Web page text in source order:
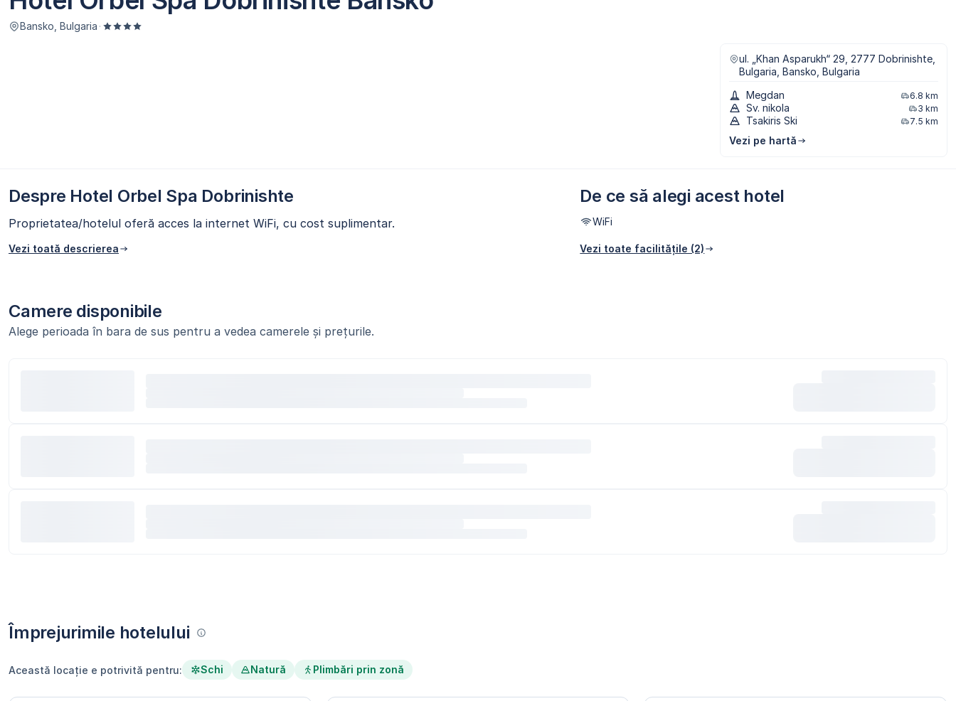
Bansko, Bulgaria ·
ul. „Khan Asparukh“ 29, 2777 Dobrinishte,
Bulgaria, Bansko, Bulgaria
Megdan
6.8 km
Sv. nikola 3 km
Tsakiris Ski 7.5 km
Vezi pe hartă
Despre Hotel Orbel Spa Dobrinishte
Proprietatea/hotelul oferă acces la internet WiFi, cu cost suplimentar.
Vezi toată descrierea
De ce să alegi acest hotel
WiFi
Vezi toate facilitățile (2)
Camere disponibile
Alege perioada în bara de sus pentru a vedea camerele și prețurile.
Împrejurimile hotelului
Această locație e potrivită pentru: Schi Natură Plimbări prin zonă